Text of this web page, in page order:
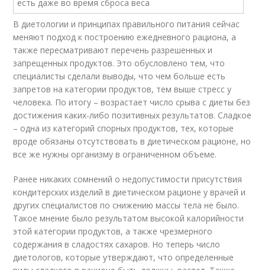
В диетологии и принципах правильного питания сейчас
меняют подход к построению ежедневного рациона, а
также пересматривают перечень разрешенных и
запрещенных продуктов. Это обусловлено тем, что
специалисты сделали выводы, что чем больше есть
запретов на категории продуктов, тем выше стресс у
человека. По итогу – возрастает число срыва с диеты без
достижения каких-либо позитивных результатов. Сладкое
– одна из категорий спорных продуктов, тех, которые
вроде обязаны отсутствовать в диетическом рационе, но
все же нужны организму в ограниченном объеме.
Ранее никаких сомнений о недопустимости присутствия
кондитерских изделий в диетическом рационе у врачей и
других специалистов по снижению массы тела не было.
Такое мнение было результатом высокой калорийности
этой категории продуктов, а также чрезмерного
содержания в сладостях сахаров. Но теперь число
диетологов, которые утверждают, что определенные